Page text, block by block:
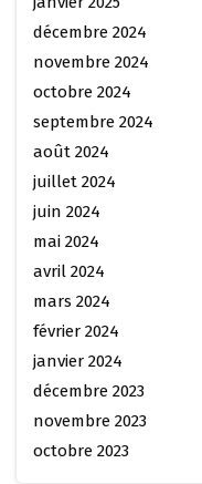
décembre 2024
novembre 2024
octobre 2024
septembre 2024
août 2024
juillet 2024
juin 2024
mai 2024
avril 2024
mars 2024
février 2024
janvier 2024
décembre 2023
novembre 2023
octobre 2023